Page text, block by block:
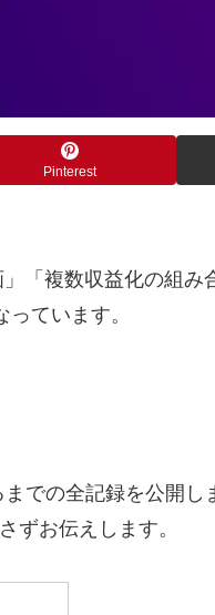
Pinterest
「複数収益化の組み
ています。
での全記録を公開し
ずお伝えします。